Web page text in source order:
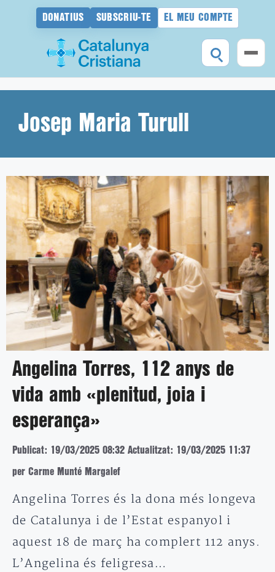
DONATIUS SUBSCRIU-TE EL MEU COMPTE
contingutJosep Maria Turull
Angelina Torres, 112 anys de
vida amb «plenitud, joia i
esperança»
Publicat: 19/03/2025 08:32 Actualitzat: 19/03/2025 11:37
per Carme Munté Margalef
Angelina Torres és la dona més longeva
de Catalunya i de l’Estat espanyol i
aquest 18 de març ha complert 112 anys.
L’Angelina és feligresa…